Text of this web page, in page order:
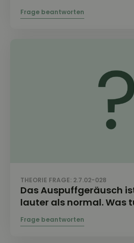
THEORIE FRAGE: 2.7.02-028
Das Auspuffgeräusch
lauter als normal. Was